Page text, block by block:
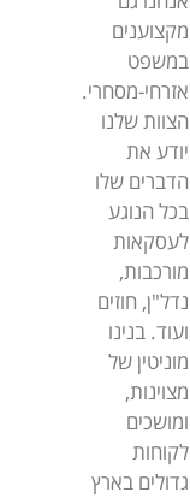
מקצוענים
במשפט
אזרחי-מסחרי.
הצוות שלנו
יודע את
הדברים שלו
בכל הנוגע
לעסקאות
מורכבות,
נדל"ן, חוזים
ועוד. בנינו
מוניטין של
מצוינות,
ומושכים
לקוחות
גדולים בארץ